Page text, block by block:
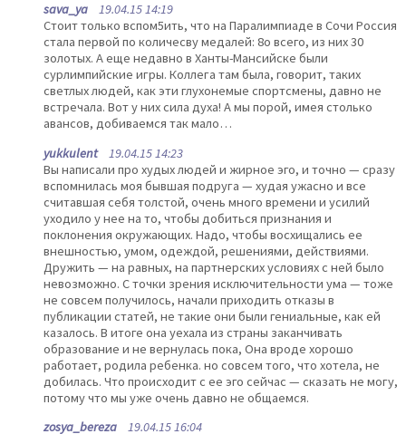
sava_ya 19.04.15 14:19
Стоит только вспом5ить, что на Паралимпиаде в Сочи Россия
стала первой по количесву медалей: 8о всего, из них 30
золотых. А еще недавно в Ханты-Мансийске были
сурлимпийские игры. Коллега там была, говорит, таких
светлых людей, как эти глухонемые спортсмены, давно не
встречала. Вот у них сила духа! А мы порой, имея столько
авансов, добиваемся так мало…
yukkulent19.04.15 14:23
Вы написали про худых людей и жирное эго, и точно — сразу
вспомнилась моя бывшая подруга — худая ужасно и все
считавшая себя толстой, очень много времени и усилий
уходило у нее на то, чтобы добиться признания и
поклонения окружающих. Надо, чтобы восхищались ее
внешностью, умом, одеждой, решениями, действиями.
Дружить — на равных, на партнерских условиях с ней было
невозможно. С точки зрения исключительности ума — тоже
не совсем получилось, начали приходить отказы в
публикации статей, не такие они были гениальные, как ей
казалось. В итоге она уехала из страны заканчивать
образование и не вернулась пока, Она вроде хорошо
работает, родила ребенка. но совсем того, что хотела, не
добилась. Что происходит с ее эго сейчас — сказать не могу,
потому что мы уже очень давно не общаемся.
zosya_bereza 19.04.15 16:04